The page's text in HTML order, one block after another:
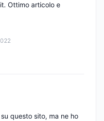
Ottimo articolo e
questo sito, ma ne ho